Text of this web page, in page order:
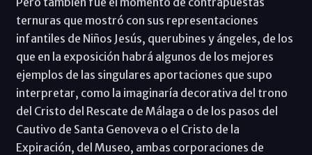
ternuras que mostró con sus representaciones
infantiles de Niños Jesús, querubines y ángeles, de los
que en la exposición habrá algunos de los mejores
ejemplos de las singulares aportaciones que supo
interpretar, como la imaginaría decorativa del trono
del Cristo del Rescate de Málaga o de los pasos del
Cautivo de Santa Genoveva o el Cristo de la
Expiración, del Museo, ambas corporaciones de